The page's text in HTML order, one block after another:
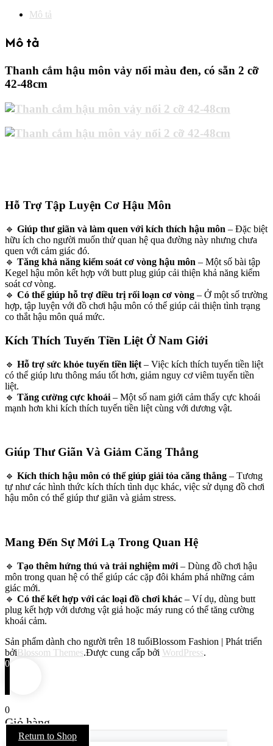
Mô tả
Mô tả
Thanh cắm hậu môn vảy nổi màu đen, có sẵn 2 cỡ
42-48cm
Hỗ Trợ Tập Luyện Cơ Hậu Môn
🔹 Giúp thư giãn và làm quen với kích thích hậu môn – Đặc biệt
hữu ích cho người muốn thử quan hệ qua đường này nhưng chưa
quen với cảm giác đó.
🔹 Tăng khả năng kiểm soát cơ vòng hậu môn – Một số bài tập
Kegel hậu môn kết hợp với butt plug giúp cải thiện khả năng kiểm
soát cơ vòng.
🔹 Có thể giúp hỗ trợ điều trị rối loạn cơ vòng – Ở một số trường
hợp, tập luyện với đồ chơi hậu môn có thể giúp cải thiện tình trạng
co thắt hậu môn quá mức.
Kích Thích Tuyến Tiền Liệt Ở Nam Giới
🔹 Hỗ trợ sức khỏe tuyến tiền liệt – Việc kích thích tuyến tiền liệt
có thể giúp lưu thông máu tốt hơn, giảm nguy cơ viêm tuyến tiền
liệt.
🔹 Tăng cường cực khoái – Một số nam giới cảm thấy cực khoái
mạnh hơn khi kích thích tuyến tiền liệt cùng với dương vật.
Giúp Thư Giãn Và Giảm Căng Thẳng
🔹 Kích thích hậu môn có thể giúp giải tỏa căng thẳng – Tương
tự như các hình thức kích thích tình dục khác, việc sử dụng đồ chơi
hậu môn có thể giúp thư giãn và giảm stress.
Mang Đến Sự Mới Lạ Trong Quan Hệ
🔹 Tạo thêm hứng thú và trải nghiệm mới – Dùng đồ chơi hậu
môn trong quan hệ có thể giúp các cặp đôi khám phá những cảm
giác mới.
🔹 Có thể kết hợp với các loại đồ chơi khác – Ví dụ, dùng butt
plug kết hợp với dương vật giả hoặc máy rung có thể tăng cường
khoái cảm.
Sản phẩm dành cho người trên 18 tuổiBlossom Fashion | Phát triển
bởiBlossom Themes.Được cung cấp bởi WordPress.
0
0
Giỏ hàng
Return to Shop